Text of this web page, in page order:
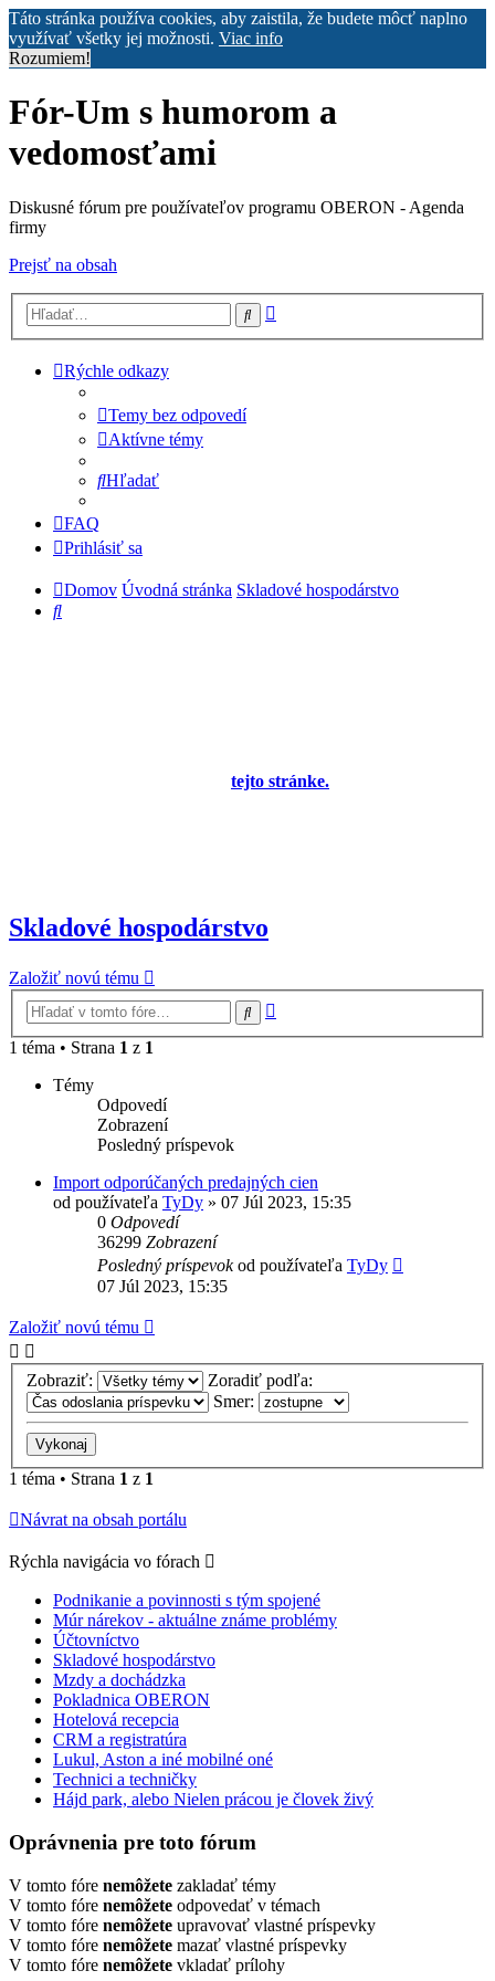
Táto stránka používa cookies, aby zaistila, že budete môcť naplno
využívať všetky jej možnosti. Viac info
Rozumiem!
Fór-Um s humorom a
vedomosťami
Diskusné fórum pre používateľov programu OBERON - Agenda
firmy
Prejsť na obsah
Hľadať
Rýchle odkazy
Temy bez odpovedí
Aktívne témy
Hľadať
FAQ
Prihlásiť sa
Domov Úvodná stránka Skladové hospodárstvo
Hľadať
tejto stránke.
Skladové hospodárstvo
Založiť novú tému
Hľadať
1 téma • Strana 1 z 1
Témy
Odpovedí
Zobrazení
Posledný príspevok
Import odporúčaných predajných cien
od používateľa TyDy » 07 Júl 2023, 15:35
0 Odpovedí
36299 Zobrazení
Posledný príspevokod používateľa TyDy
07 Júl 2023, 15:35
Založiť novú tému
Zobraziť:
Zoradiť podľa:
Smer:
1 téma • Strana 1 z 1
Návrat na obsah portálu
Rýchla navigácia vo fórach
Podnikanie a povinnosti s tým spojené
Múr nárekov - aktuálne známe problémy
Účtovníctvo
Skladové hospodárstvo
Mzdy a dochádzka
Pokladnica OBERON
Hotelová recepcia
CRM a registratúra
Lukul, Aston a iné mobilné oné
Technici a techničky
Hájd park, alebo Nielen prácou je človek živý
Oprávnenia pre toto fórum
V tomto fóre nemôžete zakladať témy
V tomto fóre nemôžete odpovedať v témach
V tomto fóre nemôžete upravovať vlastné príspevky
V tomto fóre nemôžete mazať vlastné príspevky
V tomto fóre nemôžete vkladať prílohy